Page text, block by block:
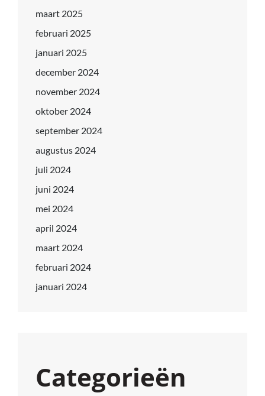
maart 2025
februari 2025
januari 2025
december 2024
november 2024
oktober 2024
september 2024
augustus 2024
juli 2024
juni 2024
mei 2024
april 2024
maart 2024
februari 2024
januari 2024
Categorieën